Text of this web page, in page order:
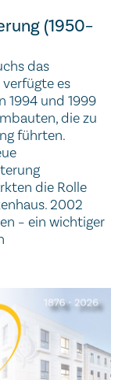
(1950–
das
verfügte es
1994 und 1999
die zu
führten.
die Rolle
2002
– ein wichtiger